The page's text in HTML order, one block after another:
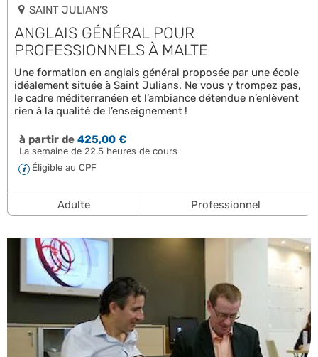
SAINT JULIAN’S
ANGLAIS GÉNÉRAL POUR
PROFESSIONNELS À MALTE
Une formation en anglais général proposée par une école
idéalement située à Saint Julians. Ne vous y trompez pas,
le cadre méditerranéen et l’ambiance détendue n’enlèvent
rien à la qualité de l’enseignement !
à partir de425,00 €
La semaine de 22.5 heures de cours
Éligible au CPF
Adulte Professionnel